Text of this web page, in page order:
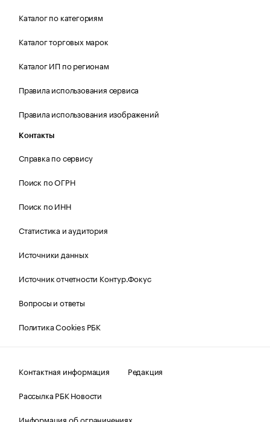
Каталог по категориям
Каталог торговых марок
Каталог ИП по регионам
Правила использования сервиса
Правила использования изображений
Контакты
Справка по сервису
Поиск по ОГРН
Поиск по ИНН
Статистика и аудитория
Источники данных
Источник отчетности Контур.Фокус
Вопросы и ответы
Политика Cookies РБК
Контактная информация
Редакция
Рассылка РБК Новости
Информация об ограничениях